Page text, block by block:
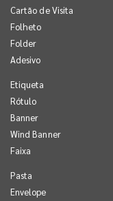
Cartão de Visita
Folheto
Folder
Adesivo
Etiqueta
Rótulo
Banner
Wind Banner
Faixa
Pasta
Envelope